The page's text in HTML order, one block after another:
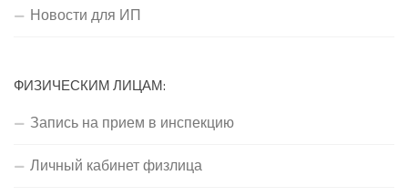
Новости для ИП
ФИЗИЧЕСКИМ ЛИЦАМ:
Запись на прием в инспекцию
Личный кабинет физлица